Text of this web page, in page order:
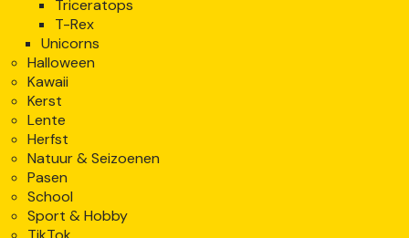
Triceratops
T-Rex
Unicorns
Halloween
Kawaii
Kerst
Lente
Herfst
Natuur & Seizoenen
Pasen
School
Sport & Hobby